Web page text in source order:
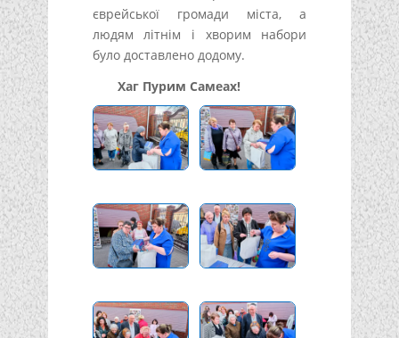
єврейської громади міста, а
людям літнім і хворим набори
було доставлено додому.
Хаг Пурим Самеах!